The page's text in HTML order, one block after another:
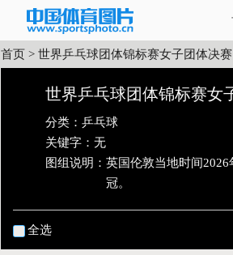
首页> 世界乒乓球团体锦标赛女子团体决
世界乒乓球团体锦标赛女
分类： 乒乓球
关键字：无
图组说明： 英国伦敦当地时间
冠。
全选